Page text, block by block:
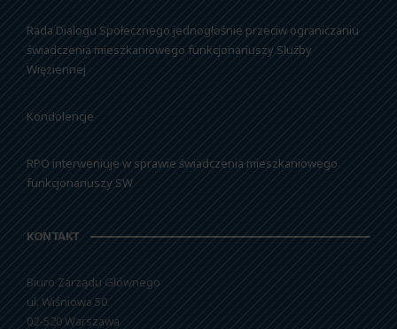
Rada Dialogu Społecznego jednogłośnie przeciw ograniczaniu
świadczenia mieszkaniowego funkcjonariuszy Służby
Więziennej
Kondolencje
RPO interweniuje w sprawie świadczenia mieszkaniowego
funkcjonariuszy SW
KONTAKT
Biuro Zarządu Głównego
ul. Wiśniowa 50
02-520 Warszawa